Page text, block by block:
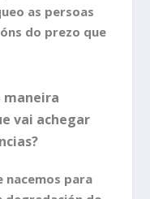
as persoas
do prezo que
maneira
vai achegar
nacemos para